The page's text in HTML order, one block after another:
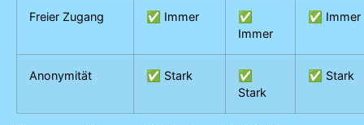
Freier Zugang ✅ Immer
✅
Immer
✅ Immer
Anonymität ✅ Stark
✅
Stark
✅ Stark